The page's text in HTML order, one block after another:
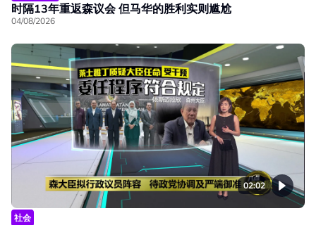
时隔13年重返森议会 但马华的胜利实则尴尬
04/08/2026
02:02
社会